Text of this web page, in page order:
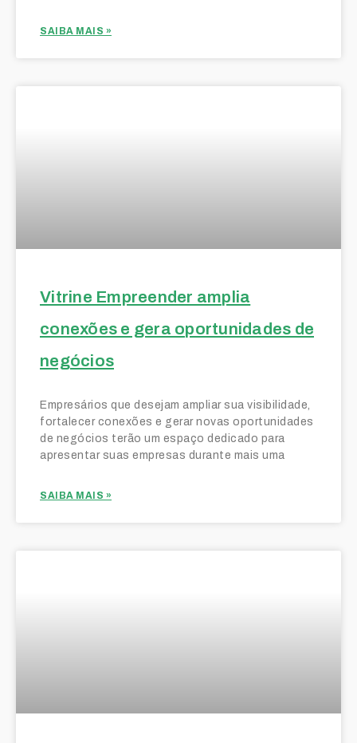
SAIBA MAIS »
Vitrine Empreender amplia
conexões e gera oportunidades de
negócios
Empresários que desejam ampliar sua visibilidade,
fortalecer conexões e gerar novas oportunidades
de negócios terão um espaço dedicado para
apresentar suas empresas durante mais uma
SAIBA MAIS »